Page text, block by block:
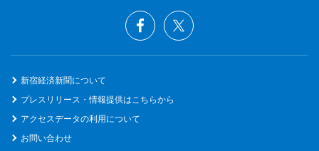
新宿経済新聞について
プレスリリース・情報提供はこちらから
アクセスデータの利用について
お問い合わせ